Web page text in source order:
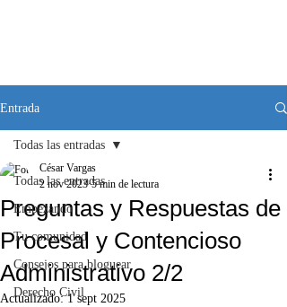
Entrada
Todas las entradas
Empezando
Tu comunidad
Consejos para bloguear
Derecho Civil
Todas las entradas
Preguntas y Respuestas de
Procesal y Contencioso
Administrativo 2/2
César Vargas
2 nov 2023 5 min de lectura
Actualizado:1 sept 2025